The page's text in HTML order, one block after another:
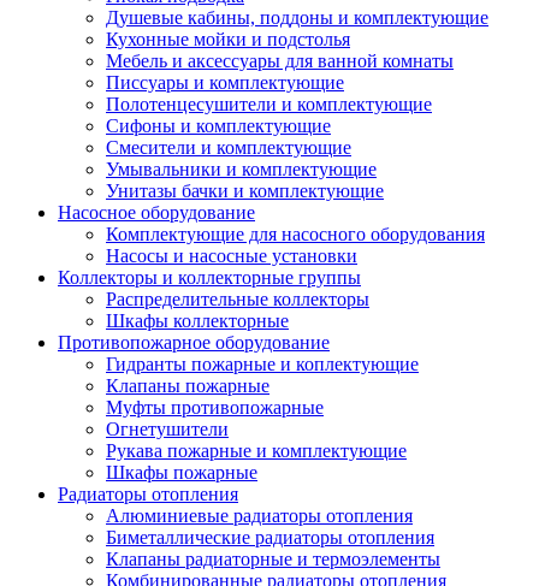
Душевые кабины, поддоны и комплектующие
Кухонные мойки и подстолья
Мебель и аксессуары для ванной комнаты
Писсуары и комплектующие
Полотенцесушители и комплектующие
Сифоны и комплектующие
Смесители и комплектующие
Умывальники и комплектующие
Унитазы бачки и комплектующие
Насосное оборудование
Комплектующие для насосного оборудования
Насосы и насосные установки
Коллекторы и коллекторные группы
Распределительные коллекторы
Шкафы коллекторные
Противопожарное оборудование
Гидранты пожарные и коплектующие
Клапаны пожарные
Муфты противопожарные
Огнетушители
Рукава пожарные и комплектующие
Шкафы пожарные
Радиаторы отопления
Алюминиевые радиаторы отопления
Биметаллические радиаторы отопления
Клапаны радиаторные и термоэлементы
Комбинированные радиаторы отопления